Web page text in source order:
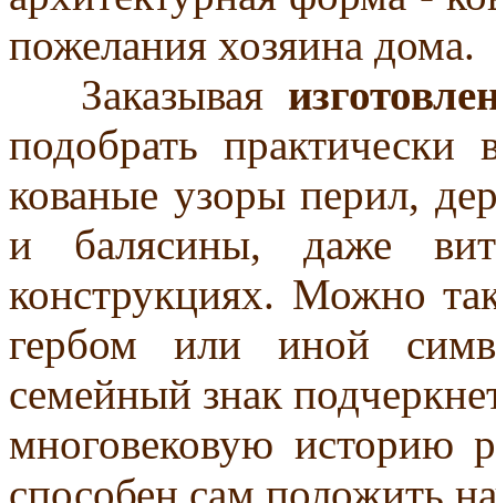
пожелания хозяина дома.
Заказывая
подобрать
кованые узоры перил,
и балясины, даже
конструкциях. Можно
гербом или иной
семейный знак
многовековую историю
способен сам положить